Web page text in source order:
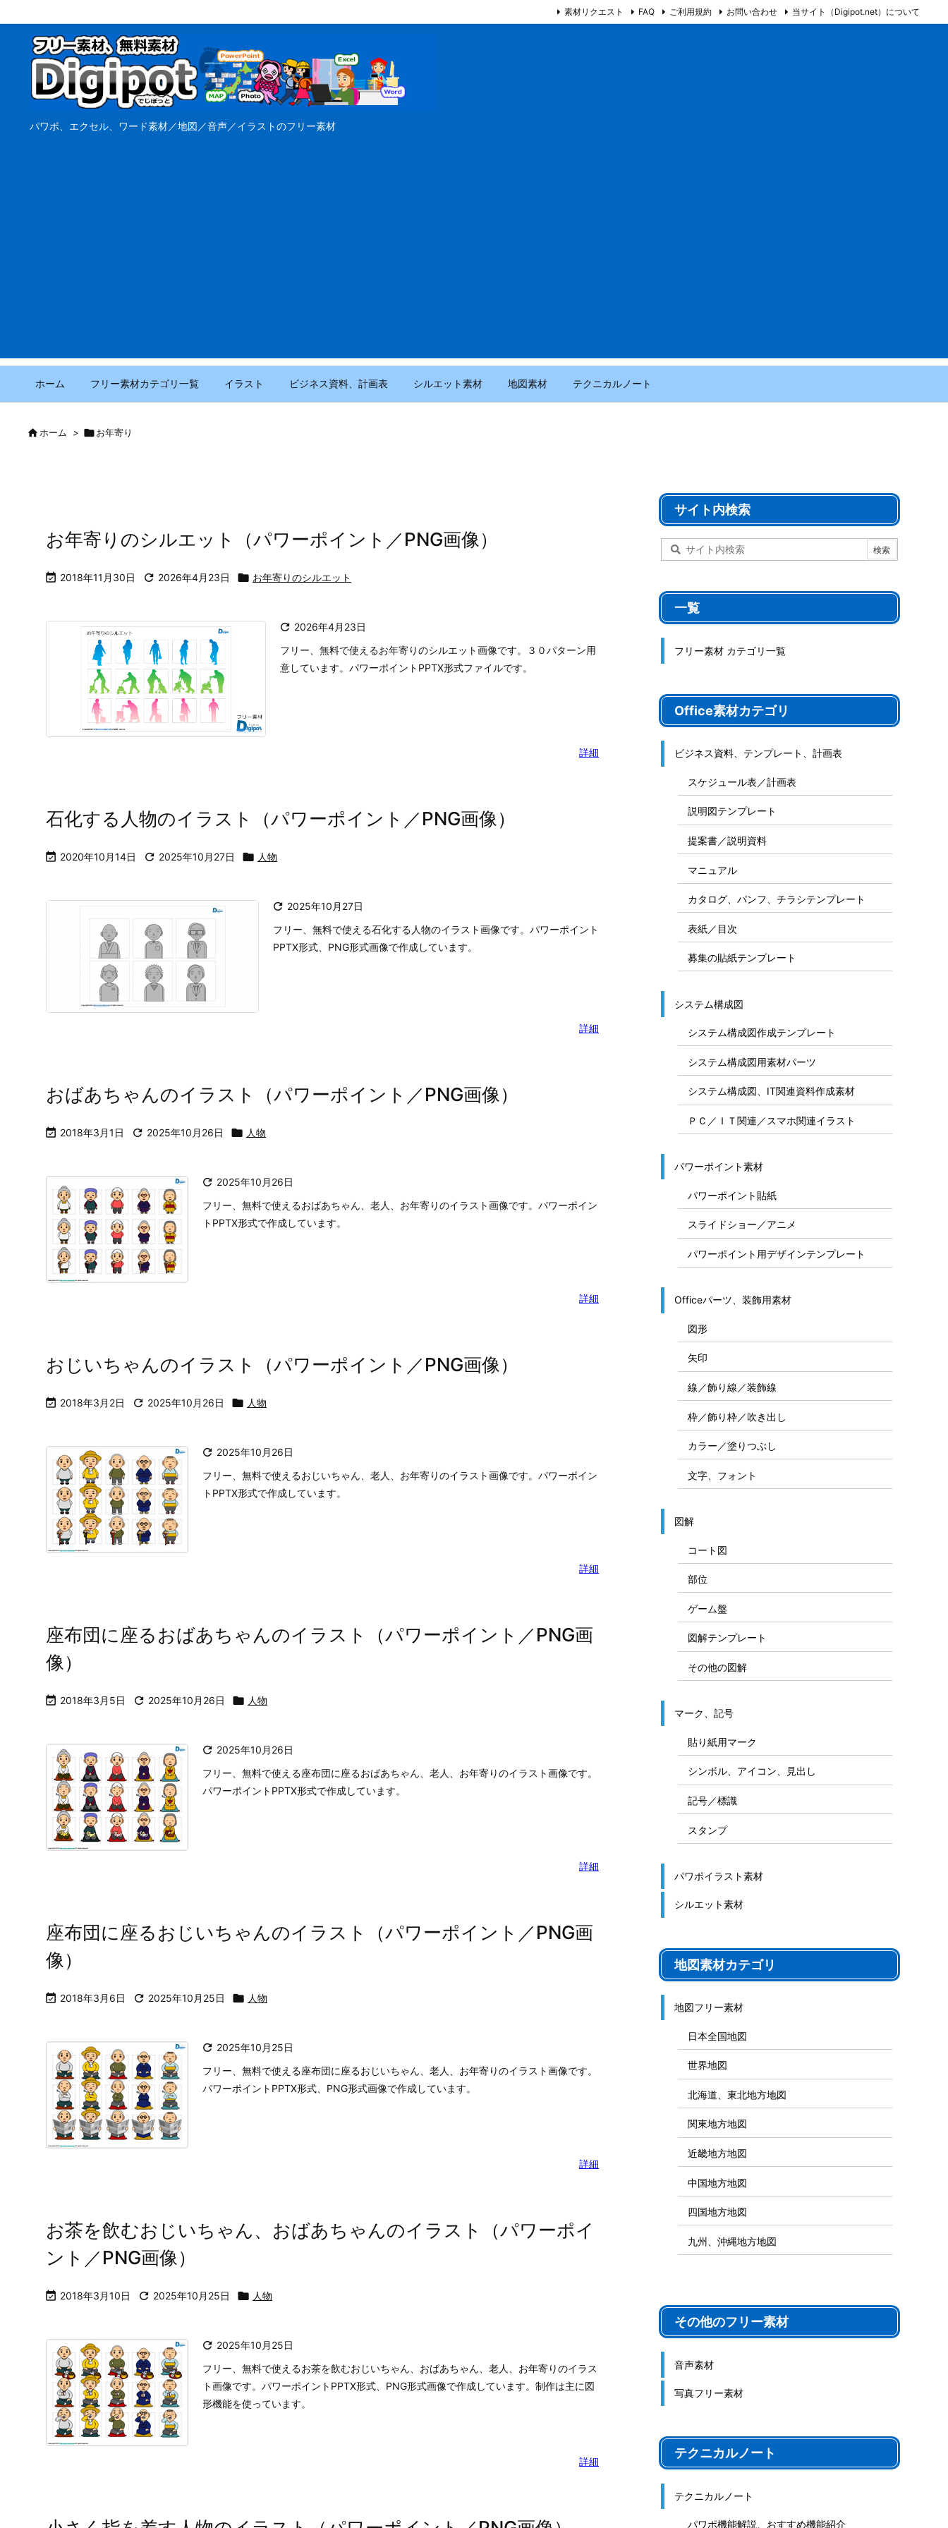
パワポ、エクセル、ワード素材／地図／音声／イラストのフリー素材
ホーム フリー素材カテゴリ一覧 イラスト ビジネス資料、計画表 シルエット素材 地図素材 テクニカルノート
素材リクエスト FAQ ご利用規約 お問い合わせ 当サイト（Digipot.net）について
ホーム > お年寄り
お年寄りのシルエット（パワーポイント／PNG画像）
 2018年11月30日  2026年4月23日  お年寄りのシルエット
 2026年4月23日
フリー、無料で使えるお年寄りのシルエット画像です。３０パターン用
意しています。パワーポイントPPTX形式ファイルです。
詳細
石化する人物のイラスト（パワーポイント／PNG画像）
 2020年10月14日  2025年10月27日  人物
 2025年10月27日
フリー、無料で使える石化する人物のイラスト画像です。パワーポイント
PPTX形式、PNG形式画像で作成しています。
詳細
おばあちゃんのイラスト（パワーポイント／PNG画像）
 2018年3月1日  2025年10月26日  人物
 2025年10月26日
フリー、無料で使えるおばあちゃん、老人、お年寄りのイラスト画像です。パワーポイン
トPPTX形式で作成しています。
詳細
おじいちゃんのイラスト（パワーポイント／PNG画像）
 2018年3月2日  2025年10月26日  人物
 2025年10月26日
フリー、無料で使えるおじいちゃん、老人、お年寄りのイラスト画像です。パワーポイン
トPPTX形式で作成しています。
詳細
座布団に座るおばあちゃんのイラスト（パワーポイント／PNG画
像）
 2018年3月5日  2025年10月26日  人物
 2025年10月26日
フリー、無料で使える座布団に座るおばあちゃん、老人、お年寄りのイラスト画像です。
パワーポイントPPTX形式で作成しています。
詳細
座布団に座るおじいちゃんのイラスト（パワーポイント／PNG画
像）
 2018年3月6日  2025年10月25日  人物
 2025年10月25日
フリー、無料で使える座布団に座るおじいちゃん、老人、お年寄りのイラスト画像です。
パワーポイントPPTX形式、PNG形式画像で作成しています。
詳細
お茶を飲むおじいちゃん、おばあちゃんのイラスト（パワーポイ
ント／PNG画像）
 2018年3月10日  2025年10月25日  人物
 2025年10月25日
フリー、無料で使えるお茶を飲むおじいちゃん、おばあちゃん、老人、お年寄りのイラス
ト画像です。パワーポイントPPTX形式、PNG形式画像で作成しています。制作は主に図
形機能を使っています。
詳細
サイト内検索
一覧
フリー素材 カテゴリ一覧
Office素材カテゴリ
ビジネス資料、テンプレート、計画表
スケジュール表／計画表
説明図テンプレート
提案書／説明資料
マニュアル
カタログ、パンフ、チラシテンプレート
表紙／目次
募集の貼紙テンプレート
システム構成図
システム構成図作成テンプレート
システム構成図用素材パーツ
システム構成図、IT関連資料作成素材
ＰＣ／ＩＴ関連／スマホ関連イラスト
パワーポイント素材
パワーポイント貼紙
スライドショー／アニメ
パワーポイント用デザインテンプレート
Officeパーツ、装飾用素材
図形
矢印
線／飾り線／装飾線
枠／飾り枠／吹き出し
カラー／塗りつぶし
文字、フォント
図解
コート図
部位
ゲーム盤
図解テンプレート
その他の図解
マーク、記号
貼り紙用マーク
シンボル、アイコン、見出し
記号／標識
スタンプ
パワポイラスト素材
シルエット素材
地図素材カテゴリ
地図フリー素材
日本全国地図
世界地図
北海道、東北地方地図
関東地方地図
近畿地方地図
中国地方地図
四国地方地図
九州、沖縄地方地図
その他のフリー素材
音声素材
写真フリー素材
テクニカルノート
テクニカルノート
パワポ機能解説、おすすめ機能紹介